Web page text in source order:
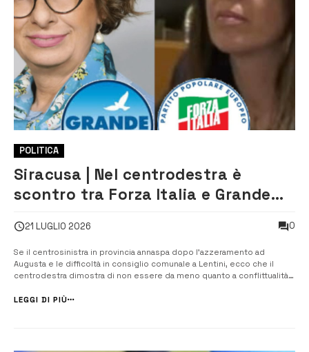
POLITICA
Siracusa | Nel centrodestra è
scontro tra Forza Italia e Grande
21 LUGLIO 2026 0
Se il centrosinistra in provincia annaspa dopo l’azzeramento ad
Augusta e le difficoltà in consiglio comunale a Lentini, ecco che il
centrodestra dimostra di non essere da meno quanto a conflittualità.
ha lanciato nei giorni scorsi un attacco piuttosto violento a Grande ...
LEGGI DI PIÙ